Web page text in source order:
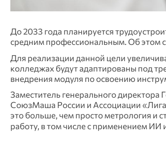
До 2033 года планируется
средним профессиональным. Об этом
Для реализации данной цели
колледжах будут адаптированы под
внедрения модуля по освоению
Заместитель генерального
СоюзМаша России и Ассоциации
это больше, чем просто метрология и
работу, в том числе с применением ИИ